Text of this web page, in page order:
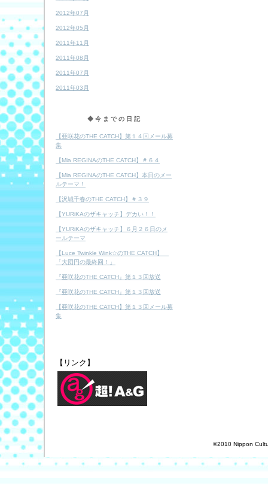
2012年07月
2012年05月
2011年11月
2011年08月
2011年07月
2011年03月
◆今までの日記
【亜咲花のTHE CATCH】第１４回メール募
集
【Mia REGINAのTHE CATCH】＃６４
【Mia REGINAのTHE CATCH】本日のメー
ルテーマ！
【沢城千春のTHE CATCH】＃３９
【YURiKAのザキャッチ】デカい！！
【YURiKAのザキャッチ】６月２６日のメ
ールテーマ
【Luce Twinkle Wink☆のTHE CATCH】
「大団円の最終回！」
『亜咲花のTHE CATCH』第１３回放送
『亜咲花のTHE CATCH』第１３回放送
【亜咲花のTHE CATCH】第１３回メール募
集
【リンク】
©2010 Nippon